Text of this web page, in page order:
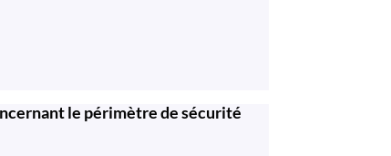
le périmètre de sécurité